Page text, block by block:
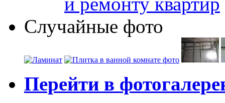
Случайные фото
Перейти в